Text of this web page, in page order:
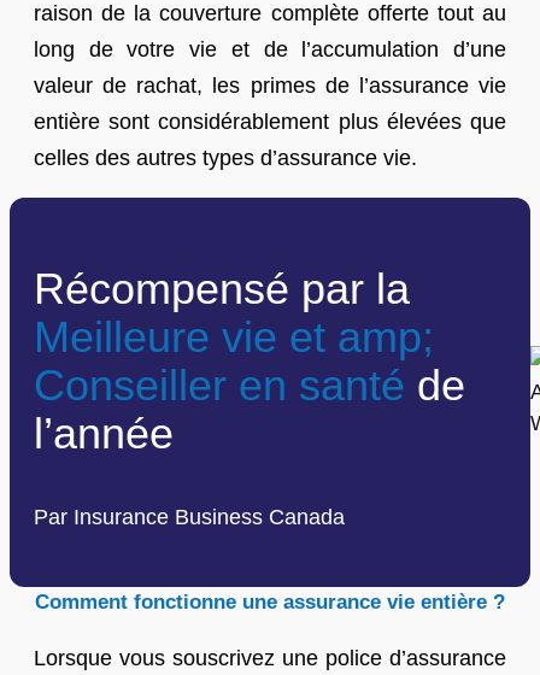
raison de la couverture complète offerte tout au
long de votre vie et de l’accumulation d’une
valeur de rachat, les primes de l’assurance vie
entière sont considérablement plus élevées que
celles des autres types d’assurance vie.
Récompensé par la
Meilleure vie et amp;
Conseiller en santé de
l’année
Par Insurance Business Canada
Comment fonctionne une assurance vie entière ?
Lorsque vous souscrivez une police d’assurance